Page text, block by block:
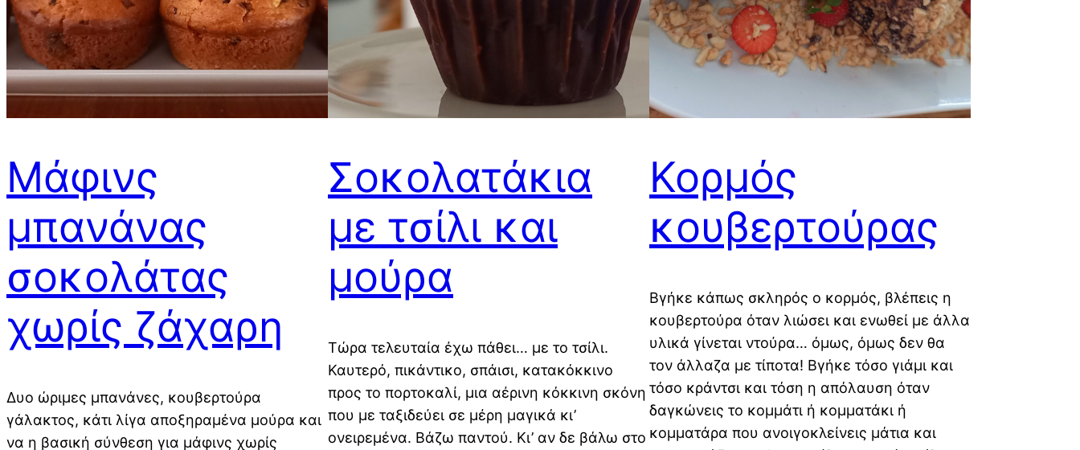
Μάφινς
μπανάνας
σοκολάτας
χωρίς ζάχαρη
Δυο ώριμες μπανάνες, κουβερτούρα
γάλακτος, κάτι λίγα αποξηραμένα μούρα και
να η βασική σύνθεση για μάφινς χωρίς
Σοκολατάκια
με τσίλι και
μούρα
Τώρα τελευταία έχω πάθει… με το τσίλι.
Καυτερό, πικάντικο, σπάισι, κατακόκκινο
προς το πορτοκαλί, μια αέρινη κόκκινη σκόνη
που με ταξιδεύει σε μέρη μαγικά κι’
ονειρεμένα. Βάζω παντού. Κι’ αν δε βάλω στο
Κορμός
κουβερτούρας
Βγήκε κάπως σκληρός ο κορμός, βλέπεις η
κουβερτούρα όταν λιώσει και ενωθεί με άλλα
υλικά γίνεται ντούρα… όμως, όμως δεν θα
τον άλλαζα με τίποτα! Βγήκε τόσο γιάμι και
τόσο κράντσι και τόση η απόλαυση όταν
δαγκώνεις το κομμάτι ή κομματάκι ή
κομματάρα που ανοιγοκλείνεις μάτια και